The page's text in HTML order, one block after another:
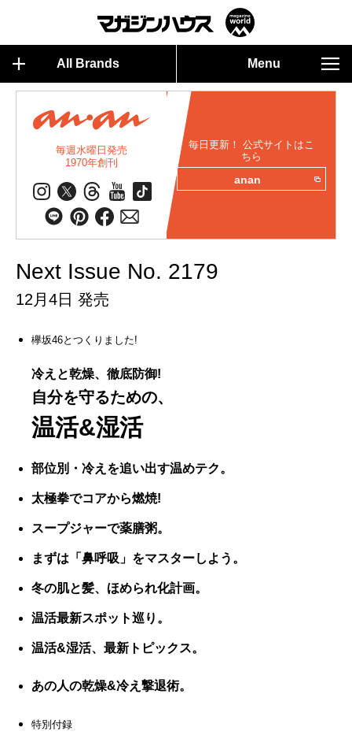
All Brands Menu
毎週水曜日発売
1970年創刊
毎日更新！ 公式サイトはこ
ちら
anan
Next Issue No. 2179
12月4日 発売
欅坂46とつくりました!
冷えと乾燥、徹底防御!
自分を守るための、
温活&湿活
部位別・冷えを追い出す温めテク。
太極拳でコアから燃焼!
スープジャーで薬膳粥。
まずは「鼻呼吸」をマスターしよう。
冬の肌と髪、ほめられ化計画。
温活最新スポット巡り。
温活&湿活、最新トピックス。
あの人の乾燥&冷え撃退術。
特別付録